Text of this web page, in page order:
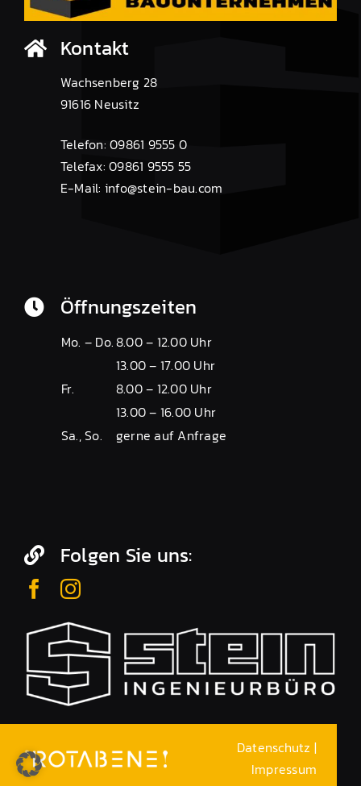
Kontakt
Wachsenberg 28
91616 Neusitz
Telefon: 09861 9555 0
Telefax: 09861 9555 55
E-Mail: info@stein-bau.com
Öffnungszeiten
Mo. – Do.8.00 – 12.00 Uhr
13.00 – 17.00 Uhr
Fr.
8.00 – 12.00 Uhr
13.00 – 16.00 Uhr
Sa., So.
gerne auf Anfrage
Folgen Sie uns:
Datenschutz |
Impressum